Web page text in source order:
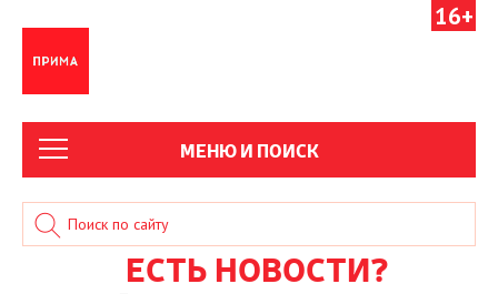
16+
МЕНЮ И ПОИСК
ЕСТЬ НОВОСТИ?